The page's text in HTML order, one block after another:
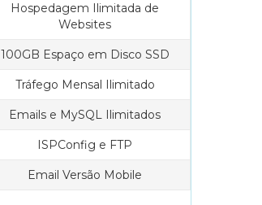
Hospedagem Ilimitada de
Websites
100GB Espaço em Disco SSD
Tráfego Mensal Ilimitado
Emails e MySQL Ilimitados
ISPConfig e FTP
Email Versão Mobile